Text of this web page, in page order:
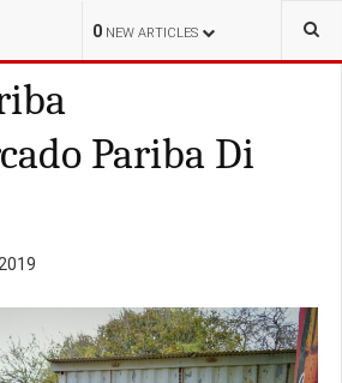
0 NEW ARTICLES
Pariba Di